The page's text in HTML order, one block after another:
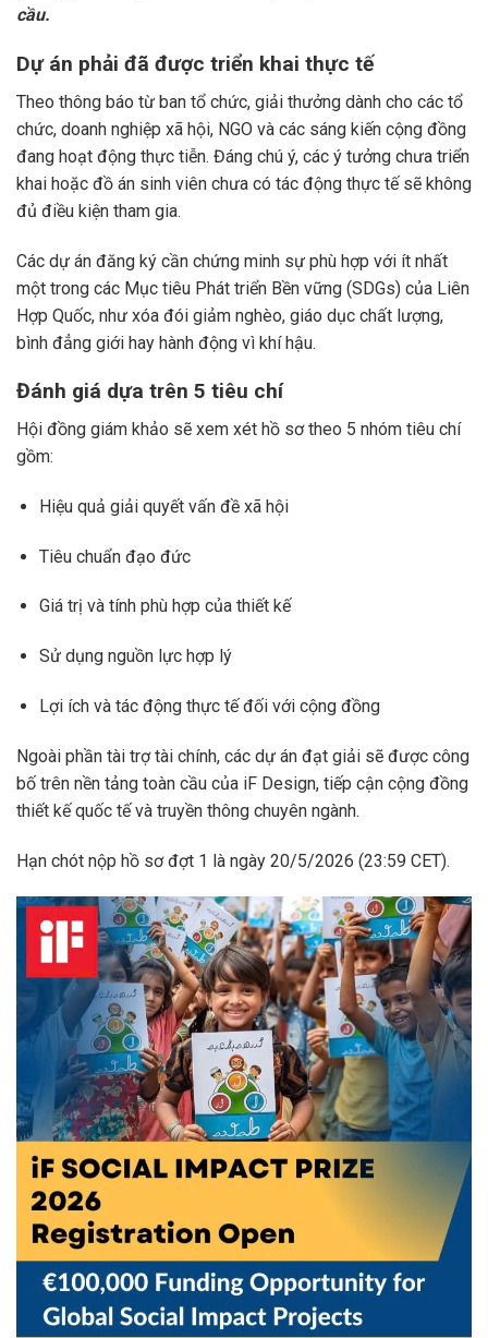
cầu.
Dự án phải đã được triển khai thực tế
Theo thông báo từ ban tổ chức, giải thưởng dành cho các tổ
chức, doanh nghiệp xã hội, NGO và các sáng kiến cộng đồng
đang hoạt động thực tiễn. Đáng chú ý, các ý tưởng chưa triển
khai hoặc đồ án sinh viên chưa có tác động thực tế sẽ không
đủ điều kiện tham gia.
Các dự án đăng ký cần chứng minh sự phù hợp với ít nhất
một trong các Mục tiêu Phát triển Bền vững (SDGs) của Liên
Hợp Quốc, như xóa đói giảm nghèo, giáo dục chất lượng,
bình đẳng giới hay hành động vì khí hậu.
Đánh giá dựa trên 5 tiêu chí
Hội đồng giám khảo sẽ xem xét hồ sơ theo 5 nhóm tiêu chí
gồm:
Hiệu quả giải quyết vấn đề xã hội
Tiêu chuẩn đạo đức
Giá trị và tính phù hợp của thiết kế
Sử dụng nguồn lực hợp lý
Lợi ích và tác động thực tế đối với cộng đồng
Ngoài phần tài trợ tài chính, các dự án đạt giải sẽ được công
bố trên nền tảng toàn cầu của iF Design, tiếp cận cộng đồng
thiết kế quốc tế và truyền thông chuyên ngành.
Hạn chót nộp hồ sơ đợt 1 là ngày 20/5/2026 (23:59 CET).